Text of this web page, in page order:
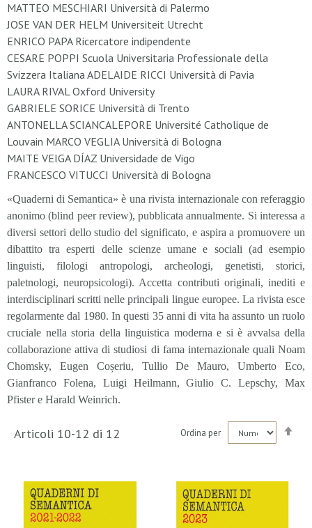
MATTEO MESCHIARI Università di Palermo
JOSE VAN DER HELM Universiteit Utrecht
ENRICO PAPA Ricercatore indipendente
CESARE POPPI Scuola Universitaria Professionale della
Svizzera Italiana ADELAIDE RICCI Università di Pavia
LAURA RIVAL Oxford University
GABRIELE SORICE Università di Trento
ANTONELLA SCIANCALEPORE Université Catholique de
Louvain MARCO VEGLIA Università di Bologna
MAITE VEIGA DÍAZ Universidade de Vigo
FRANCESCO VITUCCI Università di Bologna
«Quaderni di Semantica» è una rivista internazionale con referaggio
anonimo (blind peer review), pubblicata annualmente. Si interessa a
diversi settori dello studio del significato, e aspira a promuovere un
dibattito tra esperti delle scienze umane e sociali (ad esempio
linguisti, filologi antropologi, archeologi, genetisti, storici,
paletnologi, neuropsicologi). Accetta contributi originali, inediti e
interdisciplinari scritti nelle principali lingue europee. La rivista esce
regolarmente dal 1980. In questi 35 anni di vita ha assunto un ruolo
cruciale nella storia della linguistica moderna e si è avvalsa della
collaborazione attiva di studiosi di fama internazionale quali Noam
Chomsky, Eugen Coșeriu, Tullio De Mauro, Umberto Eco,
Gianfranco Folena, Luigi Heilmann, Giulio C. Lepschy, Max
Pfister e Harald Weinrich.
Articoli 10-12 di 12 Ordina per